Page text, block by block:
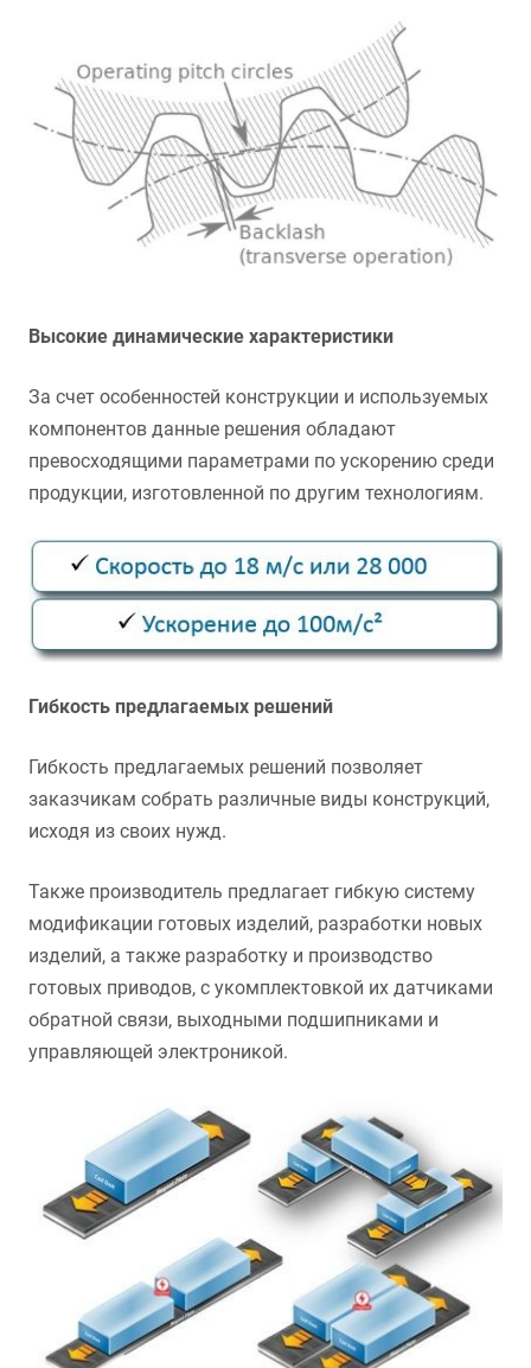
Высокие динамические характеристики
За счет особенностей конструкции и используемых
компонентов данные решения обладают
превосходящими параметрами по ускорению среди
продукции, изготовленной по другим технологиям.
Гибкость предлагаемых решений
Гибкость предлагаемых решений позволяет
заказчикам собрать различные виды конструкций,
исходя из своих нужд.
Также производитель предлагает гибкую систему
модификации готовых изделий, разработки новых
изделий, а также разработку и производство
готовых приводов, с укомплектовкой их датчиками
обратной связи, выходными подшипниками и
управляющей электроникой.